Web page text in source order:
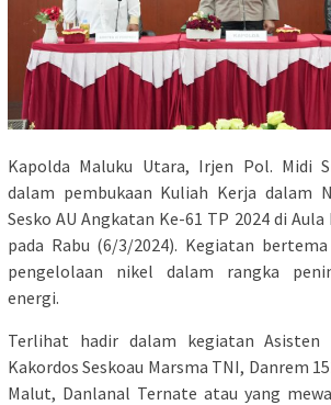
Kapolda Maluku Utara, Irjen Pol. Midi
dalam pembukaan Kuliah Kerja dalam
Sesko AU Angkatan Ke-61 TP 2024 di
pada Rabu (6/3/2024). Kegiatan
pengelolaan nikel dalam rangka
energi.
Terlihat hadir dalam kegiatan Asisten
Kakordos Seskoau Marsma TNI, Danrem
Malut, Danlanal Ternate atau yang